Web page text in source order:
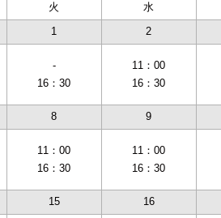
火 水
1
2
-
16：30
11：00
16：30
8 9
11：00
16：30
11：00
16：30
15 16